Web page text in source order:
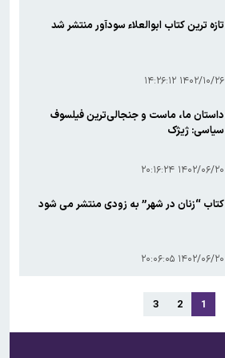
تازه ترین کتاب ابوالعلاء سودآور منتشر شد
۱۴۰۲/۱۰/۲۶ ۱۴:۲۶:۱۲
داستان ما، ماست و جنجالی‌ترین فیلسوف
سیاسی: ژیژک
۱۴۰۲/۰۶/۲۰ ۲۰:۱۶:۲۴
کتاب “زنان در شهر” به زودی منتشر می شود
۱۴۰۲/۰۶/۲۰ ۲۰:۰۶:۰۵
1
2
3